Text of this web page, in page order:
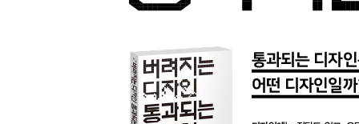
07 여백으로 통일감을 준 디자인
09 사진의 여백이 부족한 페이지 디자인
10 직관적인 전달을 위한 디자인
11 자유로운 내지 디자인
12 스토리가 느껴지는 디자인